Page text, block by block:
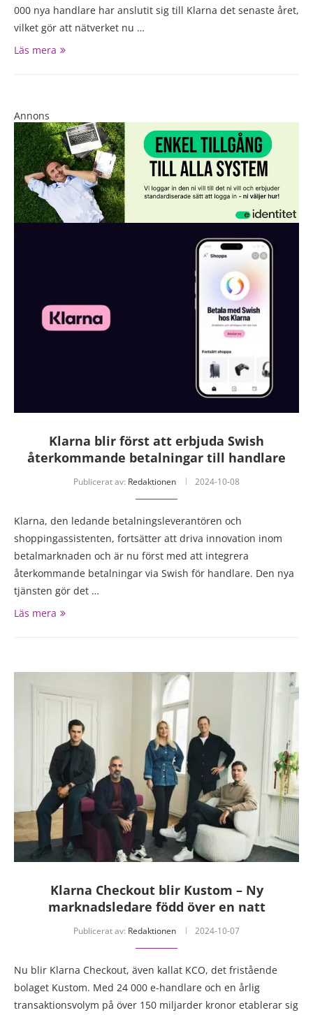
000 nya handlare har anslutit sig till Klarna det senaste året,
vilket gör att nätverket nu …
Läs mera
Annons
Klarna blir först att erbjuda Swish
återkommande betalningar till handlare
Publicerat av: Redaktionen 2024-10-08
Klarna, den ledande betalningsleverantören och
shoppingassistenten, fortsätter att driva innovation inom
betalmarknaden och är nu först med att integrera
återkommande betalningar via Swish för handlare. Den nya
tjänsten gör det …
Läs mera
Klarna Checkout blir Kustom – Ny
marknadsledare född över en natt
Publicerat av: Redaktionen 2024-10-07
Nu blir Klarna Checkout, även kallat KCO, det fristående
bolaget Kustom. Med 24 000 e-handlare och en årlig
transaktionsvolym på över 150 miljarder kronor etablerar sig